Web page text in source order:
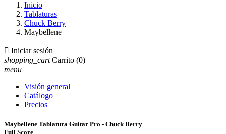
Inicio
Tablaturas
Chuck Berry
Maybellene
 Iniciar sesión
shopping_cart Carrito (0)
menu
Visión general
Catálogo
Precios
Maybellene Tablatura Guitar Pro - Chuck Berry
Full Score